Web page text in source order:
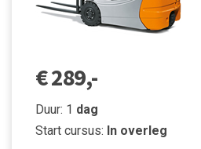
€ 289,-
Duur: 1 dag
Start cursus: In overleg